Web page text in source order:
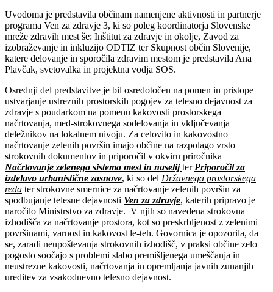
Uvodoma je predstavila občinam namenjene aktivnosti in partnerje
programa Ven za zdravje 3, ki so poleg koordinatorja Slovenske
mreže zdravih mest še: Inštitut za zdravje in okolje, Zavod za
izobraževanje in inkluzijo ODTIZ ter Skupnost občin Slovenije,
katere delovanje in sporočila zdravim mestom je predstavila Ana
Plavčak, svetovalka in projektna vodja SOS.
Osrednji del predstavitve je bil osredotočen na pomen in pristope
ustvarjanje ustreznih prostorskih pogojev za telesno dejavnost za
zdravje s poudarkom na pomenu kakovosti prostorskega
načrtovanja, med-strokovnega sodelovanja in vključevanja
deležnikov na lokalnem nivoju. Za celovito in kakovostno
načrtovanje zelenih površin imajo občine na razpolago vrsto
strokovnih dokumentov in priporočil v okviru priročnika
Načrtovanje zelenega sistema mest in naselijter Priporočil za
izdelavo urbanistične zasnove, ki so del Državnega prostorskega
reda ter strokovne smernice za načrtovanje zelenih površin za
spodbujanje telesne dejavnosti Ven za zdravje, katerih pripravo je
naročilo Ministrstvo za zdravje. V njih so navedena strokovna
izhodišča za načrtovanje prostora, kot so preskrbljenost z zelenimi
površinami, varnost in kakovost le-teh. Govornica je opozorila, da
se, zaradi neupoštevanja strokovnih izhodišč, v praksi občine zelo
pogosto soočajo s problemi slabo premišljenega umeščanja in
neustrezne kakovosti, načrtovanja in opremljanja javnih zunanjih
ureditev za vsakodnevno telesno dejavnost.